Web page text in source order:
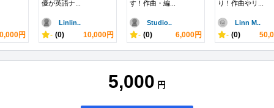
円
優が英語ナ...
Linlin..
- (0) 10,000円
す！作曲・編...
Studio..
- (0) 6,000円
り！作曲やリ...
Linn M..
- (0)
5,000 円